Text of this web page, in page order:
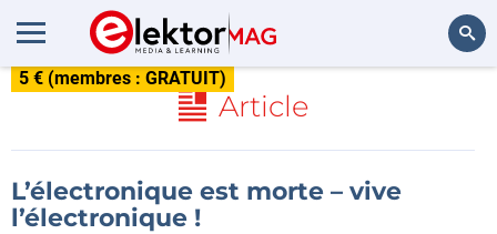
5 € (membres : GRATUIT)
Article
L’électronique est morte – vive
l’électronique !